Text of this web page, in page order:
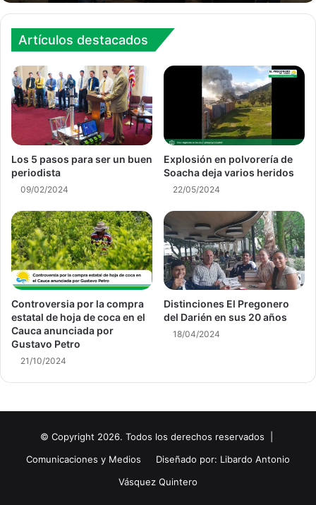
Artículos destacados
Los 5 pasos para ser un buen
periodista
09/02/2024
Explosión en polvorería de
Soacha deja varios heridos
22/05/2024
Controversia por la compra
estatal de hoja de coca en el
Cauca anunciada por
Gustavo Petro
21/10/2024
Distinciones El Pregonero
del Darién en sus 20 años
18/04/2024
© Copyright 2026. Todos los derechos reservados |
Comunicaciones y Medios
Diseñado por: Libardo Antonio
Vásquez Quintero